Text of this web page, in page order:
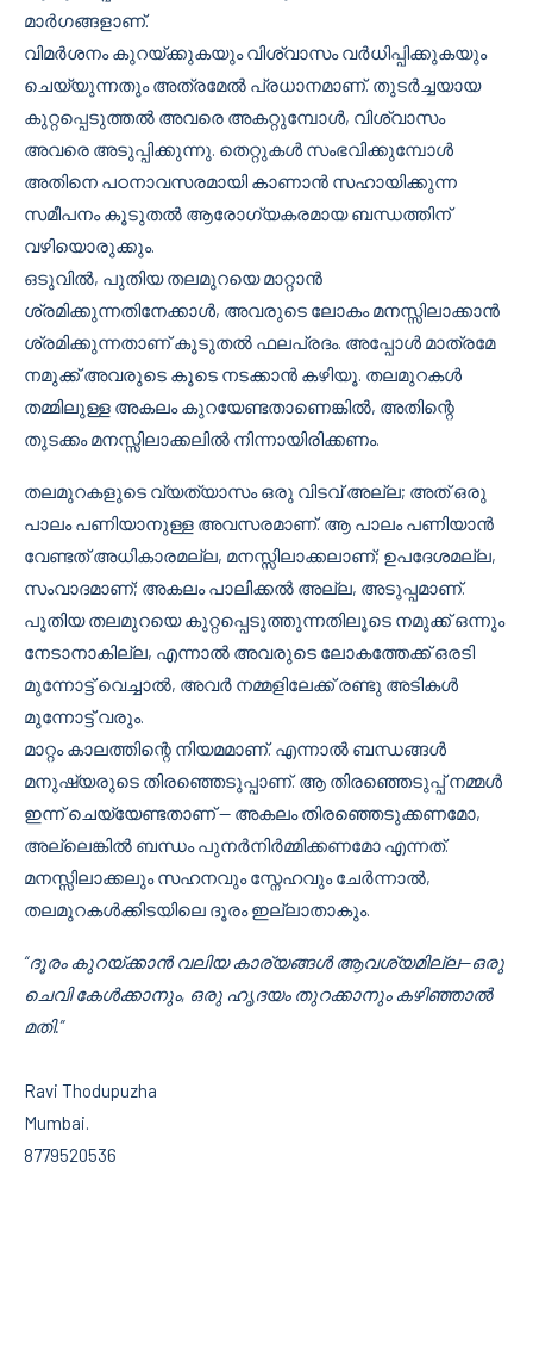
മാർഗങ്ങളാണ്.
വിമർശനം കുറയ്ക്കുകയും വിശ്വാസം വർധിപ്പിക്കുകയും
ചെയ്യുന്നതും അത്രമേൽ പ്രധാനമാണ്. തുടർച്ചയായ
കുറ്റപ്പെടുത്തൽ അവരെ അകറ്റുമ്പോൾ, വിശ്വാസം
അവരെ അടുപ്പിക്കുന്നു. തെറ്റുകൾ സംഭവിക്കുമ്പോൾ
അതിനെ പഠനാവസരമായി കാണാൻ സഹായിക്കുന്ന
സമീപനം കൂടുതൽ ആരോഗ്യകരമായ ബന്ധത്തിന്
വഴിയൊരുക്കും.
ഒടുവിൽ, പുതിയ തലമുറയെ മാറ്റാൻ
ശ്രമിക്കുന്നതിനേക്കാൾ, അവരുടെ ലോകം മനസ്സിലാക്കാൻ
ശ്രമിക്കുന്നതാണ് കൂടുതൽ ഫലപ്രദം. അപ്പോൾ മാത്രമേ
നമുക്ക് അവരുടെ കൂടെ നടക്കാൻ കഴിയൂ. തലമുറകൾ
തമ്മിലുള്ള അകലം കുറയേണ്ടതാണെങ്കിൽ, അതിന്റെ
തുടക്കം മനസ്സിലാക്കലിൽ നിന്നായിരിക്കണം.
തലമുറകളുടെ വ്യത്യാസം ഒരു വിടവ് അല്ല; അത് ഒരു
പാലം പണിയാനുള്ള അവസരമാണ്. ആ പാലം പണിയാൻ
വേണ്ടത് അധികാരമല്ല, മനസ്സിലാക്കലാണ്; ഉപദേശമല്ല,
സംവാദമാണ്; അകലം പാലിക്കൽ അല്ല, അടുപ്പമാണ്.
പുതിയ തലമുറയെ കുറ്റപ്പെടുത്തുന്നതിലൂടെ നമുക്ക് ഒന്നും
നേടാനാകില്ല, എന്നാൽ അവരുടെ ലോകത്തേക്ക് ഒരടി
മുന്നോട്ട് വെച്ചാൽ, അവർ നമ്മളിലേക്ക് രണ്ടു അടികൾ
മുന്നോട്ട് വരും.
മാറ്റം കാലത്തിന്റെ നിയമമാണ്. എന്നാൽ ബന്ധങ്ങൾ
മനുഷ്യരുടെ തിരഞ്ഞെടുപ്പാണ്. ആ തിരഞ്ഞെടുപ്പ് നമ്മൾ
ഇന്ന് ചെയ്യേണ്ടതാണ് — അകലം തിരഞ്ഞെടുക്കണമോ,
അല്ലെങ്കിൽ ബന്ധം പുനർനിർമ്മിക്കണമോ എന്നത്.
മനസ്സിലാക്കലും സഹനവും സ്നേഹവും ചേർന്നാൽ,
തലമുറകൾക്കിടയിലെ ദൂരം ഇല്ലാതാകും.
“ദൂരം കുറയ്ക്കാൻ വലിയ കാര്യങ്ങൾ ആവശ്യമില്ല—ഒരു
ചെവി കേൾക്കാനും, ഒരു ഹൃദയം തുറക്കാനും കഴിഞ്ഞാൽ
മതി.”
Ravi Thodupuzha
Mumbai.
8779520536